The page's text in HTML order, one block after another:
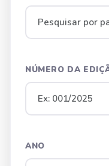
NÚMERO DA
ANO